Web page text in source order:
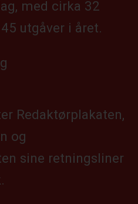
med cirka 32
utgåver i året.
Redaktørplakaten,
og
sine retningsliner